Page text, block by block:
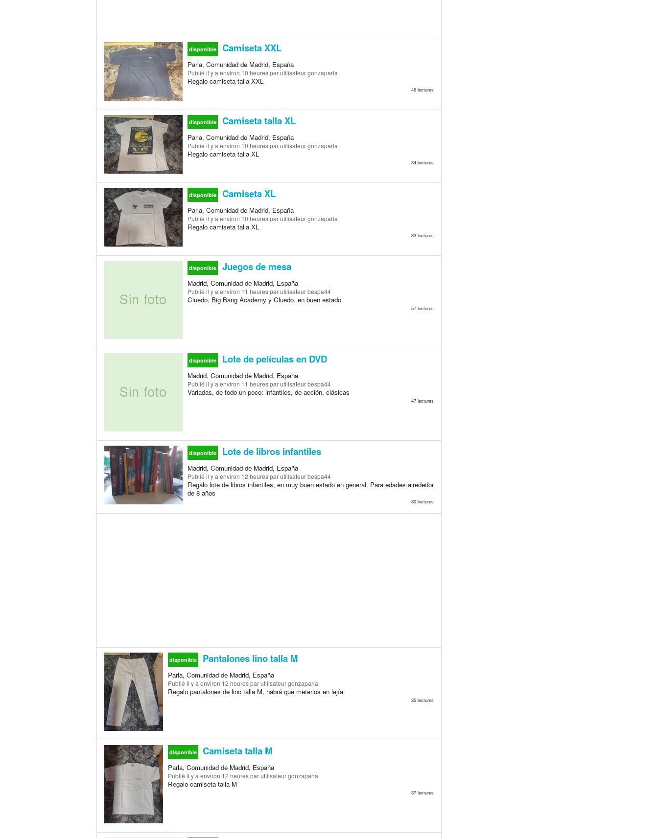
disponible Camiseta XXL
Parla, Comunidad de Madrid, España
Publié il y a environ 10 heurespar utilisateur gonzaparla
Regalo camiseta talla XXL
46 lectures
disponible Camiseta talla XL
Parla, Comunidad de Madrid, España
Publié il y a environ 10 heurespar utilisateur gonzaparla
Regalo camiseta talla XL
34 lectures
disponible Camiseta XL
Parla, Comunidad de Madrid, España
Publié il y a environ 10 heurespar utilisateur gonzaparla
Regalo camiseta talla XL
33 lectures
disponible Juegos de mesa
Madrid, Comunidad de Madrid, España
Publié il y a environ 11 heurespar utilisateur bespa44
Cluedo, Big Bang Academy y Cluedo, en buen estado
57 lectures
disponible Lote de películas en DVD
Madrid, Comunidad de Madrid, España
Publié il y a environ 11 heurespar utilisateur bespa44
Variadas, de todo un poco: infantiles, de acción, clásicas
47 lectures
disponible Lote de libros infantiles
Madrid, Comunidad de Madrid, España
Publié il y a environ 12 heurespar utilisateur bespa44
Regalo lote de libros infantiles, en muy buen estado en general. Para edades alrededor
de 8 años
80 lectures
disponible Pantalones lino talla M
Parla, Comunidad de Madrid, España
Publié il y a environ 12 heurespar utilisateur gonzaparla
Regalo pantalones de lino talla M, habrá que meterlos en lejía.
35 lectures
disponible Camiseta talla M
Parla, Comunidad de Madrid, España
Publié il y a environ 12 heurespar utilisateur gonzaparla
Regalo camiseta talla M
37 lectures